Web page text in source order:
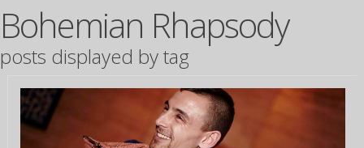
Bohemian Rhapsody
posts displayed by tag